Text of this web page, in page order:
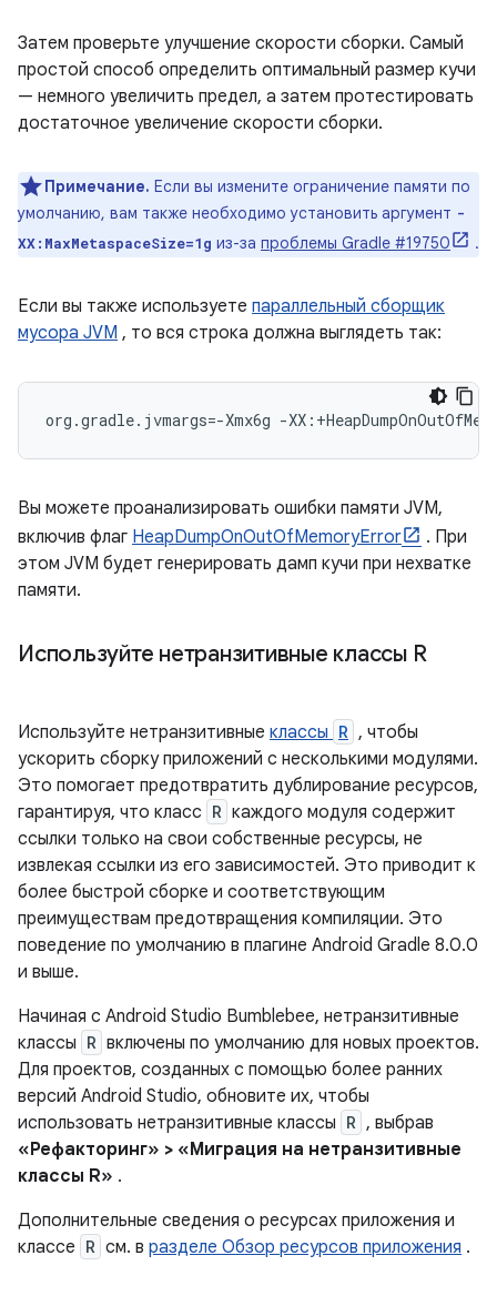
Затем проверьте улучшение скорости сборки. Самый
простой способ определить оптимальный размер кучи
— немного увеличить предел, а затем протестировать
достаточное увеличение скорости сборки.
Примечание. Если вы измените ограничение памяти по
умолчанию, вам также необходимо установить аргумент -
XX:MaxMetaspaceSize=1g из-за проблемы Gradle #19750 .
Если вы также используете параллельный сборщик
мусора JVM , то вся строка должна выглядеть так:
org.gradle.jvmargs=-Xmx6g -
Вы можете проанализировать ошибки памяти JVM,
включив флаг HeapDumpOnOutOfMemoryError
. При
этом JVM будет генерировать дамп кучи при нехватке
памяти.
Используйте нетранзитивные классы R
Используйте нетранзитивные классы R , чтобы
ускорить сборку приложений с несколькими модулями.
Это помогает предотвратить дублирование ресурсов,
гарантируя, что класс R каждого модуля содержит
ссылки только на свои собственные ресурсы, не
извлекая ссылки из его зависимостей. Это приводит к
более быстрой сборке и соответствующим
преимуществам предотвращения компиляции. Это
поведение по умолчанию в плагине Android Gradle 8.0.0
и выше.
Начиная с Android Studio Bumblebee, нетранзитивные
классы R включены по умолчанию для новых проектов.
Для проектов, созданных с помощью более ранних
версий Android Studio, обновите их, чтобы
использовать нетранзитивные классы R , выбрав
«Рефакторинг» > «Миграция на нетранзитивные
классы R» .
Дополнительные сведения о ресурсах приложения и
классе R см. в разделе Обзор ресурсов приложения .